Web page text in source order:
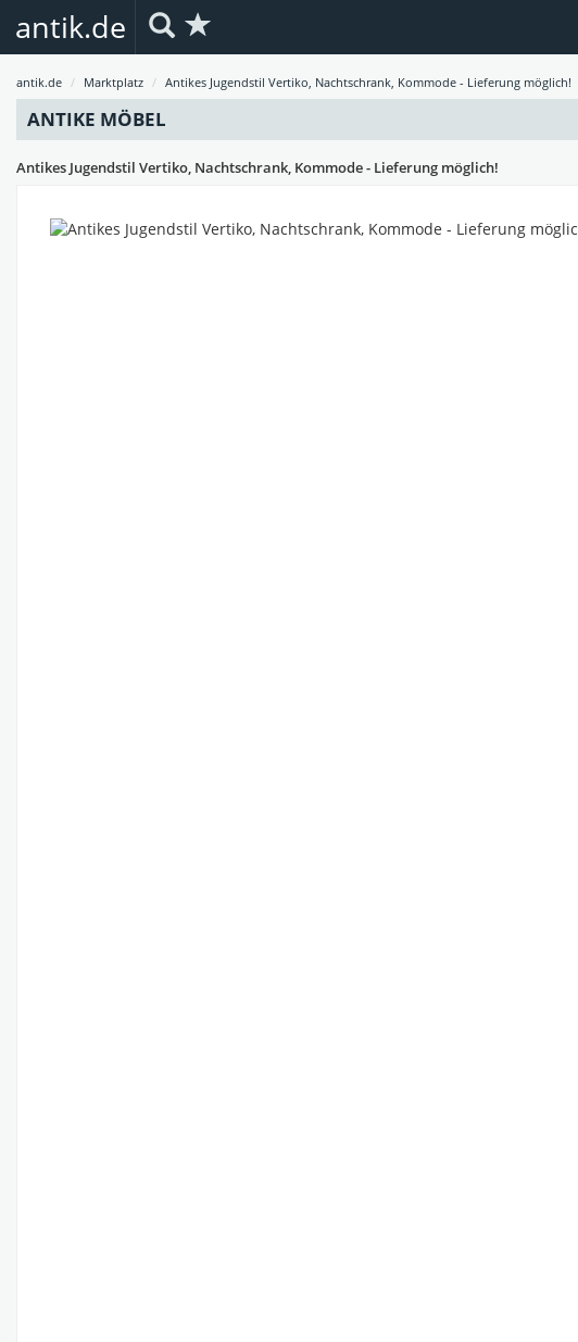
antik.de
antik.de Marktplatz Antikes Jugendstil Vertiko, Nachtschrank, Kommode - Lieferung möglich!
ANTIKE MÖBEL
Antikes Jugendstil Vertiko, Nachtschrank, Kommode - Lieferung möglich!